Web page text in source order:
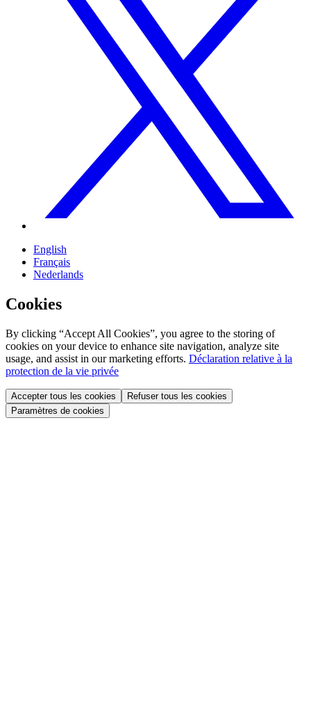
English
Français
Nederlands
Cookies
By clicking “Accept All Cookies”, you agree to the storing of
cookies on your device to enhance site navigation, analyze site
usage, and assist in our marketing efforts. Déclaration relative à la
protection de la vie privée
Accepter tous les cookies
Refuser tous les cookies
Paramètres de cookies